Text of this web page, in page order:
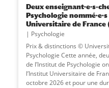
Deux enseignant·e·s-
Psychologie
Universitaire de France
Psychologie
Prix & distinctions ©
Psychologie Cette année,
de l’Institut de Psychologie
l’Institut Universitaire de
octobre 2026 et pour une